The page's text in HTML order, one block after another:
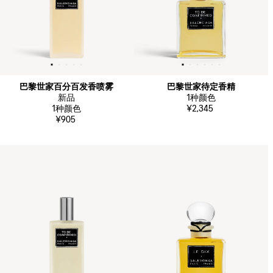
巴黎世家百分百发香喷雾
新品
1种颜色
¥905
巴黎世家待定香精
1种颜色
¥2,345